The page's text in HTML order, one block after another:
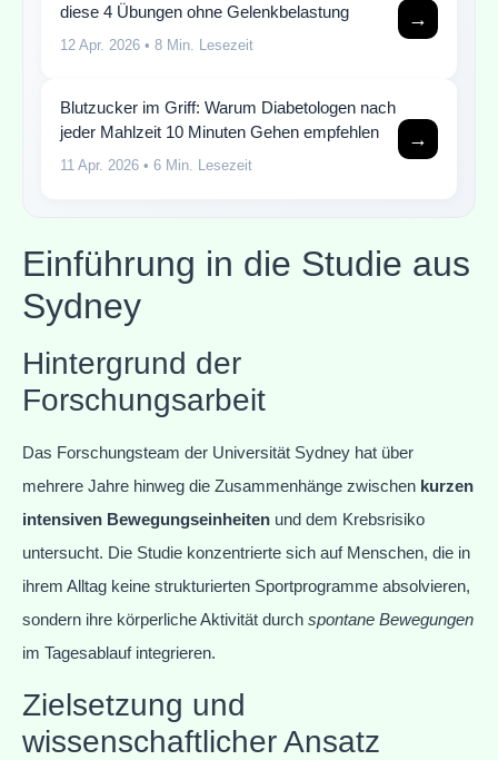
diese 4 Übungen ohne Gelenkbelastung
12 Apr. 2026 • 8 Min. Lesezeit
→
Blutzucker im Griff: Warum Diabetologen nach
jeder Mahlzeit 10 Minuten Gehen empfehlen
11 Apr. 2026 • 6 Min. Lesezeit
→
Einführung in die Studie aus
Sydney
Hintergrund der
Forschungsarbeit
Das Forschungsteam der Universität Sydney hat über
mehrere Jahre hinweg die Zusammenhänge zwischen kurzen
intensiven Bewegungseinheiten und dem Krebsrisiko
untersucht. Die Studie konzentrierte sich auf Menschen, die in
ihrem Alltag keine strukturierten Sportprogramme absolvieren,
sondern ihre körperliche Aktivität durch spontane Bewegungen
im Tagesablauf integrieren.
Zielsetzung und
wissenschaftlicher Ansatz